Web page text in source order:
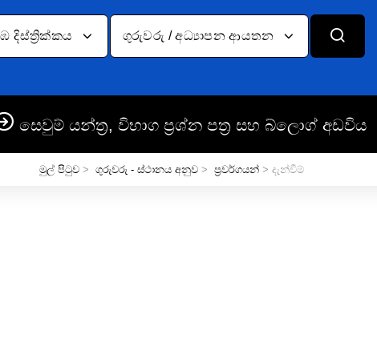
දිස්ත්‍රික්කය ගුරුවරු / අධ්‍යාපන ආයතන
සෙවුම් යන්ත්‍ර, විභාග ප්‍රශ්න පත්‍ර සහ බ්ලොග් අඩවිය
මුල් පිටුව > ගුරුවරු - ස්ථානය අනුව > ප්‍රවර්ගයන් > දැන්වීම්